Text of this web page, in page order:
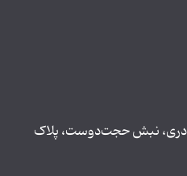
نادری، نبش حجت‌دوست، پلاک